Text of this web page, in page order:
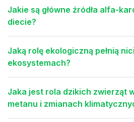
Jakie są główne źródła alfa-
diecie?
Jaką rolę ekologiczną pełnią
ekosystemach?
Jaka jest rola dzikich zwierząt
metanu i zmianach